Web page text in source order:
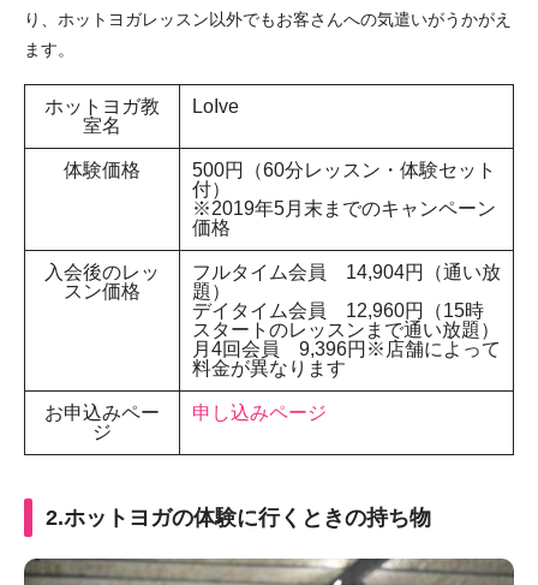
り、ホットヨガレッスン以外でもお客さんへの気遣いがうかがえ
ます。
ホットヨガ教
室名
LoIve
体験価格
500円（60分レッスン・体験セット
付）
※2019年5月末までのキャンペーン
価格
入会後のレッ
スン価格
フルタイム会員 14,904円（通い放
題）
デイタイム会員 12,960円（15時
スタートのレッスンまで通い放題）
月4回会員 9,396円※店舗によって
料金が異なります
お申込みペー
ジ
申し込みページ
2.ホットヨガの体験に行くときの持ち物